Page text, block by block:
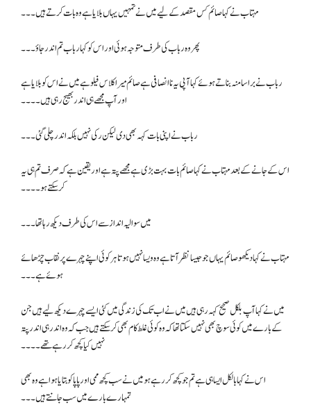
مہتاب نے کہا صائم کس مقصد کے لیے میں نے تمہیں یہاں بلایا ہے وہ بات کرتے ہیں۔۔۔
پھر وہ رباب کی طرف متوجہ ہوئی اور اس کو کہا رباب تم اندر جاؤ ۔۔۔
رباب نے برا سا منہ بناتے ہوئے کہا آپی یہ ناانصافی ہے صائم میرا کلاس فیلو ہے میں نے اس کو بلایا ہے
اور آپ مجھے ہی اندر بھیج رہی ہیں۔۔۔۔
رباب نے اپنی بات کہہ بھی دی لیکن رکی نہیں بلکہ اندر چلی گئی۔۔۔
اس کے جانے کے بعد مہتاب نے کہا صائم بات بہت بڑی ہے مجھے پتہ ہے اور یقین ہے کہ صرف تم ہی یہ
کر سکتے ہو۔۔۔۔
میں سوالیہ انداز سے اس کی طرف دیکھ رہا تھا ۔۔۔
مہتاب نے کہا دیکھو صائم یہاں جو جیسا نظر آتا ہے وہ ویسا نہیں ہوتا ہر کوئی اپنے چہرے پر نقاب چڑھائے
ہوئے ہے۔۔۔
میں نے کہا آپ بلکل صحیح کہہ رہی ہیں میں نے اب تک کی زندگی میں کئی ایسے چہرے دیکھ لیے ہیں جن
کے بارے میں کوئی سوچ بھی نہیں سکتا تھا کہ وہ کوئی غلط کام بھی کر سکتے ہیں جب کہ وہ اندر ہی اندر پتہ
نہیں کیا کچھ کر رہے تھے۔۔۔۔
اس نے کہا بالکل ایسا ہی ہے تم جو کچھ کر رہے ہو میں نے سب کچھ ممی اور پاپا کو بتایا ہوا ہے وہ بھی
تمہارے بارے میں سب جانتے ہیں۔۔۔